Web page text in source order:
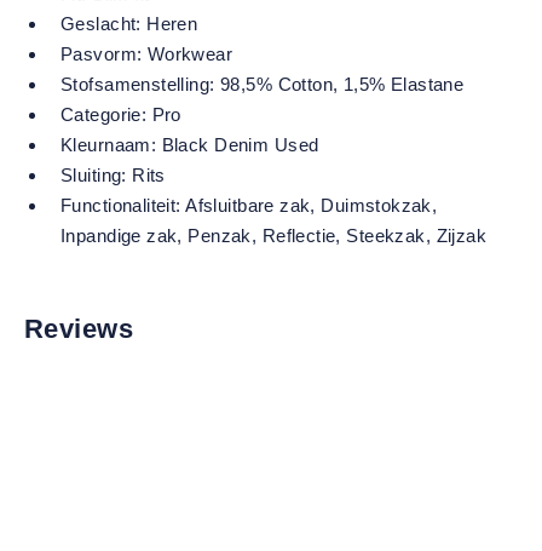
Geslacht: Heren
Pasvorm: Workwear
Stofsamenstelling: 98,5% Cotton, 1,5% Elastane
Categorie: Pro
Kleurnaam: Black Denim Used
Sluiting: Rits
Functionaliteit:Afsluitbare zak, Duimstokzak,
Inpandige zak, Penzak, Reflectie, Steekzak, Zijzak
Reviews